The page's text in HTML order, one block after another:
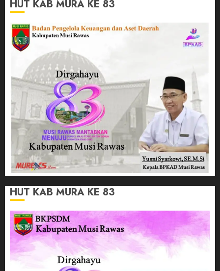
HUT KAB MURA KE 83
HUT KAB MURA KE 83